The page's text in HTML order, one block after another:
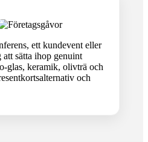
ett kundevent eller
sätta ihop genuint
glas, keramik, olivträ och
och